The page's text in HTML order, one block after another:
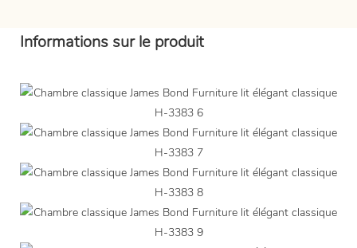
Informations sur le produit